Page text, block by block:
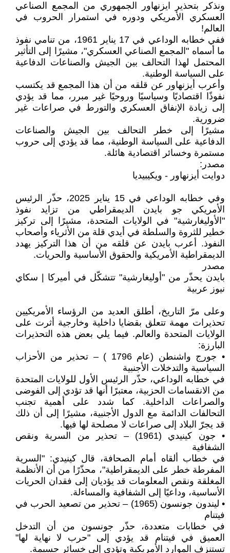
ونذكر بتحذير ايزنهاور الجمهوري من المجمع الصناعي
العسكري الأمريكي ودوره في استمرار الحروب في
العالم!
ففي خطابه الوداعي في 17 يناير 1961، من تنامي نفوذ
ما أسماه "المجمع الصناعي العسكري"، مشيرًا إلى التأثير
المحتمل لهذا التحالف بين الجيش والصناعات الدفاعية
على السياسة الوطنية.
وأعرب أيزنهاور عن قلقه من أن هذا المجمع قد يكتسب
نفوذًا اقتصاديًا وسياسيًا وروحيًا غير مبرر، مما قد يؤدي
إلى زيادة الإنفاق العسكري والتورط في صراعات غير
ضرورية.
مشيرًا إلى خطر التحالف بين الجيش والصناعات
الدفاعية على السياسة الوطنية، مما قد يؤدي إلى حروب
مستمرة وخسائر اقتصادية هائلة.
مصدر:
دوايت أيزنهاور - ويكيبيديا
وفي خطابه الوداعي في 15 يناير 2025، حذّر الرئيس
الأمريكي جو بايدن الديمقراطي من تزايد نفوذ
"الأوليغارشية" في الولايات المتحدة، مشيرًا إلى تركيز
خطير للثروة والسلطة في أيدي قلة من الأثرياء وأصحاب
النفوذ. أعرب بايدن عن قلقه من أن هذا التركيز يهدد
الديمقراطية الأمريكية والحقوق الأساسية والحريات.
مصدر
بايدن يحذّر من "أوليغارشية" تتشكّل في أميركا | سكاي
نيوز عربية
وعلى مرّ التاريخ، أطلق العديد من الرؤساء الأمريكيين
تحذيرات مهمة تتعلق بقضايا داخلية وخارجية أثرت على
الولايات المتحدة والعالم. فيما يلي بعض هذه التحذيرات
البارزة:
• جورج واشنطن (عام 1796 ) – تحذير من الأحزاب
السياسية والتدخلات الأجنبية
في خطابه الوداعي، حذّر الرئيس الأول للولايات المتحدة
من الانقسامات الحزبية، معتبرًا أنها قد تؤدي إلى الفوضى
والصراعات الداخلية. كما شدد على أهمية تجنب
التحالفات الدائمة مع الدول الأجنبية، مشيرًا إلى أن ذلك
قد يجرّ البلاد إلى صراعات لا مصلحة لها فيها.
• جون كينيدي (1961) – تحذير من السرية ونقص
الشفافية
في خطاب ألقاه أمام الصحافة، قال كينيدي: "السرية
المفرطة خطر على الديمقراطية"، محذّرًا من أن الأنظمة
المغلقة ونقص المعلومات قد يؤديان إلى فقدان الحريات
الأساسية، وداعيًا إلى الشفافية والمساءلة.
• ليندون جونسون (1965) – تحذير من تصعيد الحرب في
فيتنام
في خطابات متعددة، حذّر جونسون من أن التدخل
العميق في فيتنام قد يؤدي إلى "حرب لا نهاية لها"
تستنزف الموارد الأمريكية وتؤدي إلى خسائر جسيمة.